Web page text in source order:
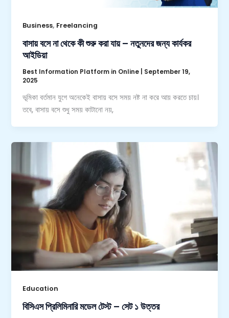
Business, Freelancing
বাসায় বসে না থেকে কী শুরু করা যায় – নতুনদের জন্য কার্যকর
আইডিয়া
Best Information Platform in Online
September 19,
2025
ভূমিকা বর্তমান যুগে অনেকেই বাসায় বসে সময় নষ্ট না করে আয় করতে চায়।
তবে, বাসায় বসে শুধু সময় কাটানো নয়,
Education
বিসিএস প্রিলিমিনারি মডেল টেস্ট – সেট ১ উত্তর